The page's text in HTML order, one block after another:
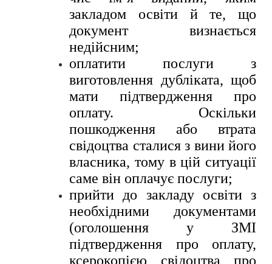
закладом освіти й те, що
документ визнається
недійсним;
оплатити послуги з
виготовлення дубліката, щоб
мати підтвердження про
оплату. Оскільки
пошкодження або втрата
свідоцтва сталися з вини його
власника, тому в цій ситуації
саме він оплачує послуги;
прийти до закладу освіти з
необхідними документами
(оголошення у ЗМІ
підтвердження про оплату,
ксерокопією свідоцтва про